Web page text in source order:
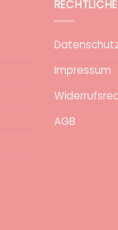
Impressum
AGB